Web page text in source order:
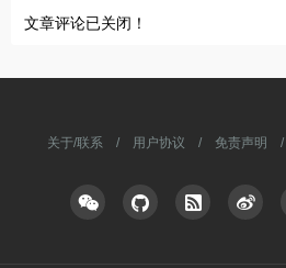
文章评论已关闭！
关于/联系 / 用户协议 / 免责声明 /